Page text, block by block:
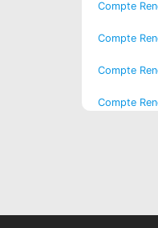
Compte
Compte
Compte
Compte